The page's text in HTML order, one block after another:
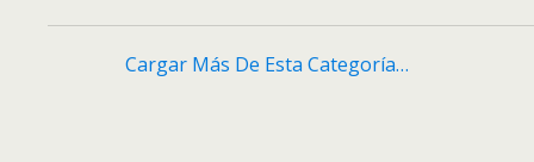
Cargar Más De Esta Categoría…